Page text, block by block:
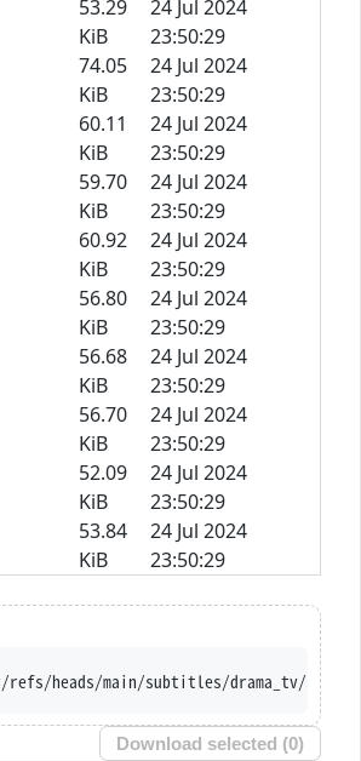
53.29
KiB
24 Jul 2024
23:50:29
74.05
KiB
24 Jul 2024
23:50:29
60.11
KiB
24 Jul 2024
23:50:29
59.70
KiB
24 Jul 2024
23:50:29
60.92
KiB
24 Jul 2024
23:50:29
56.80
KiB
24 Jul 2024
23:50:29
56.68
KiB
24 Jul 2024
23:50:29
56.70
KiB
24 Jul 2024
23:50:29
52.09
KiB
24 Jul 2024
23:50:29
53.84
KiB
24 Jul 2024
23:50:29
Download selected (0)